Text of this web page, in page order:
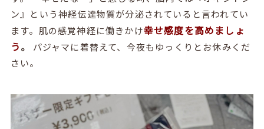
ン』という神経伝達物質が分泌されていると言われてい
ます。肌の感覚神経に働きかけ幸せ感度を高めましょ
う。 パジャマに着替えて、今夜もゆっくりとお休みくだ
さい。